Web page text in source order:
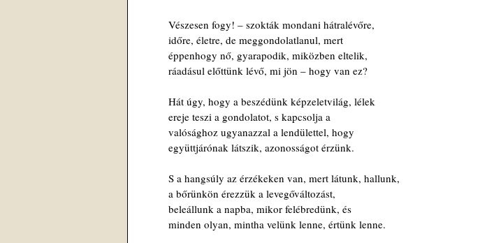
Vészesen fogy! – szokták mondani hátralévőre,
időre, életre, de meggondolatlanul, mert
éppenhogy nő, gyarapodik, miközben eltelik,
ráadásul előttünk lévő, mi jön – hogy van ez?
Hát úgy, hogy a beszédünk képzeletvilág, lélek
ereje teszi a gondolatot, s kapcsolja a
valósághoz ugyanazzal a lendülettel, hogy
együttjárónak látszik, azonosságot érzünk.
S a hangsúly az érzékeken van, mert látunk, hallunk,
a bőrünkön érezzük a levegőváltozást,
beleállunk a napba, mikor felébredünk, és
minden olyan, mintha velünk lenne, értünk lenne.